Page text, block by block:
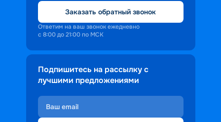
Заказать обратный звонок
Ответим на ваш звонок ежедневно
с 8:00 до 21:00 по МСК
Подпишитесь на рассылку с
лучшими предложениями